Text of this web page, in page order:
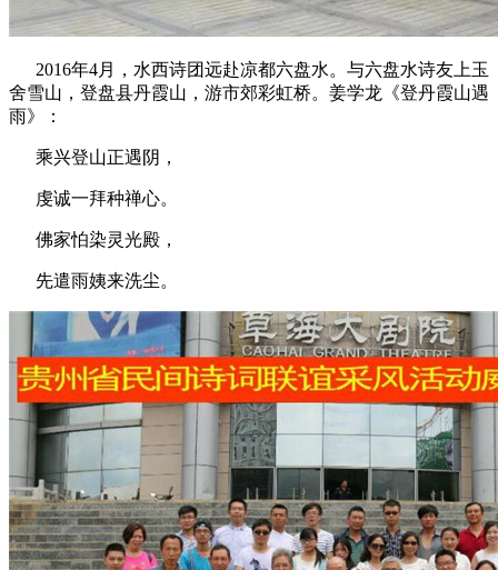
2016年4月，水西诗团远赴凉都六盘水。与六盘水诗友上玉
舍雪山，登盘县丹霞山，游市郊彩虹桥。姜学龙《登丹霞山遇
雨》：
乘兴登山正遇阴，
虔诚一拜种禅心。
佛家怕染灵光殿，
先遣雨姨来洗尘。